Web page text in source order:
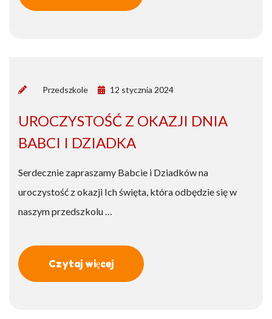
Przedszkole 12 stycznia 2024
UROCZYSTOŚĆ Z OKAZJI DNIA
BABCI I DZIADKA
Serdecznie zapraszamy Babcie i Dziadków na
uroczystość z okazji Ich święta, która odbędzie się w
naszym przedszkolu …
Czytaj więcej